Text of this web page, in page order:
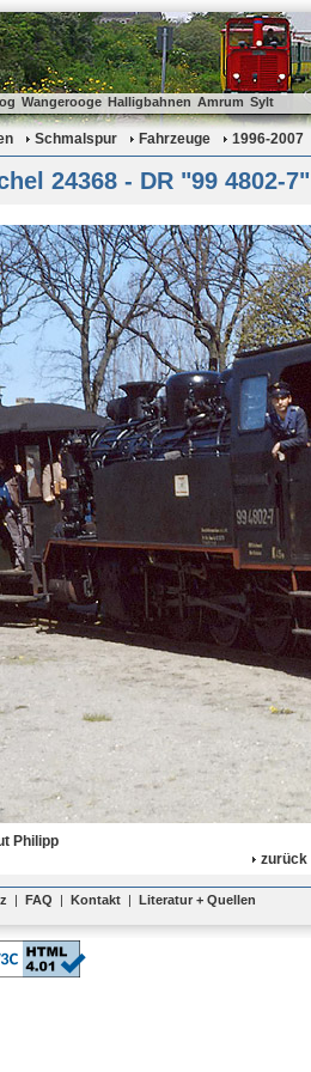
Wangerooge Halligbahnen Amrum Sylt
Schmalspur Fahrzeuge 1996-2007
24368 - DR "99 4802-7"
Philipp
zurück
| FAQ | Kontakt | Literatur + Quellen